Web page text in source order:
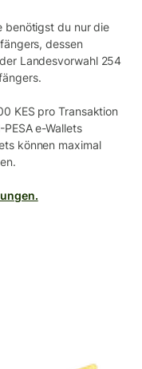
benötigst du nur die
dessen
Landesvorwahl 254
KES pro Transaktion
e-Wallets
können maximal